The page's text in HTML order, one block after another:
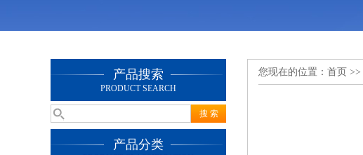
产品搜索
PRODUCT SEARCH
产品分类
您现在的位置： 首页 >>